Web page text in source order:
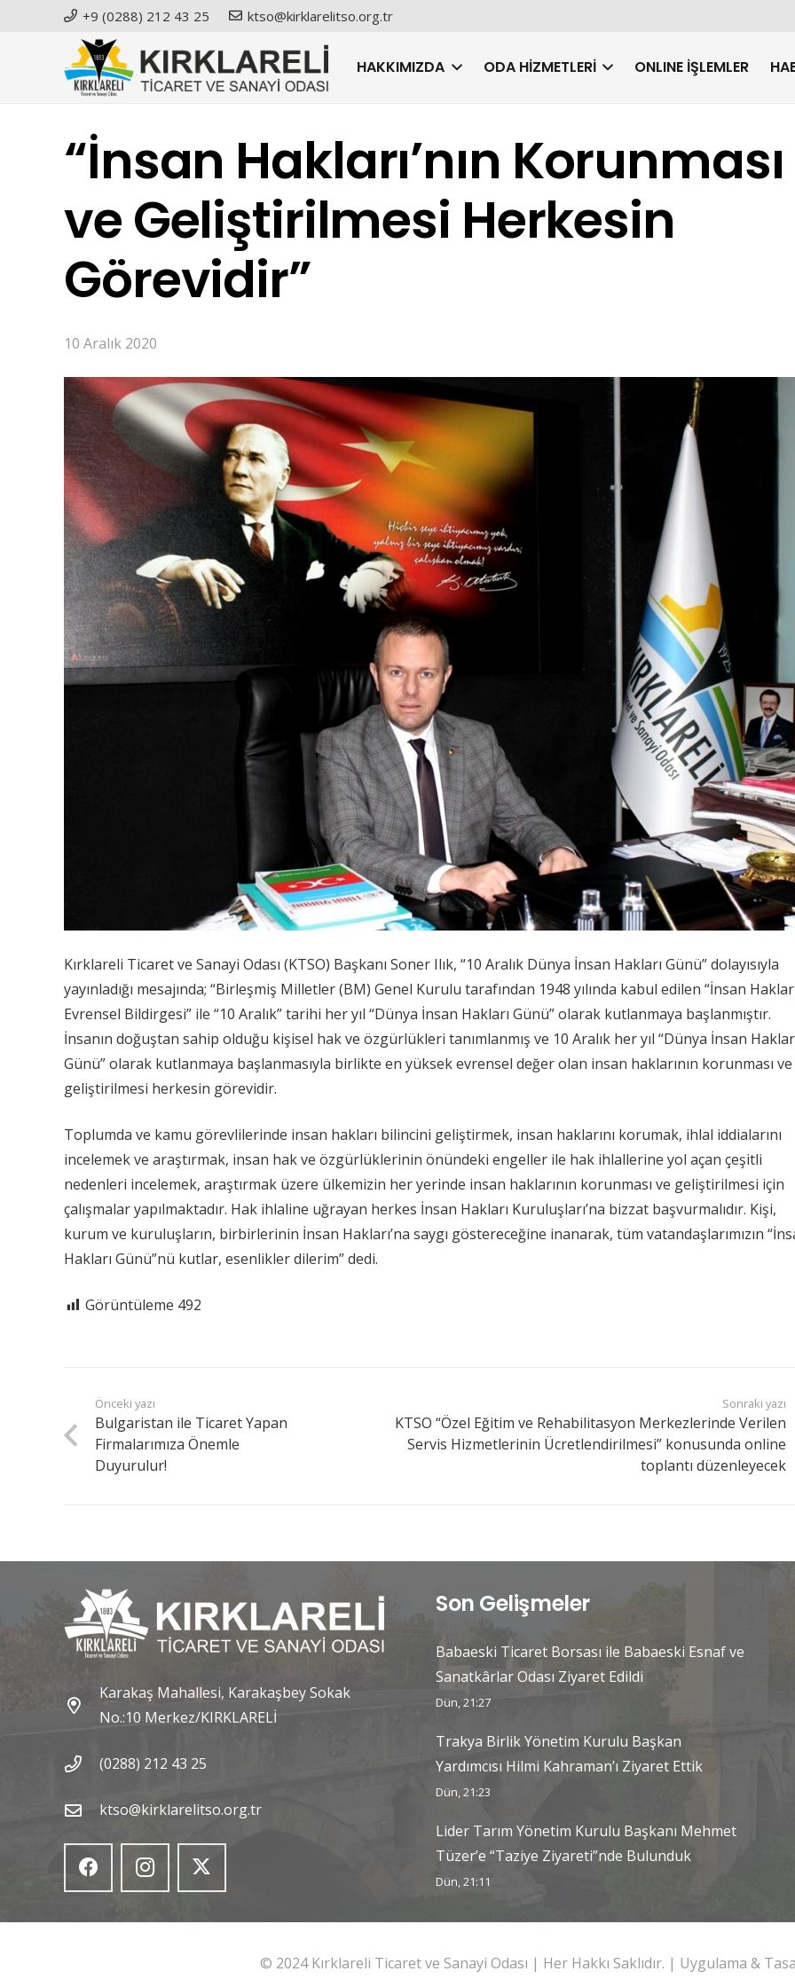
+9 (0288) 212 43 25 ktso@kirklarelitso.org.tr
HAKKIMIZDA ODA HIZMETLERI ONLINE İŞLEMLER
“İnsan Hakları’nın Korunması
ve Geliştirilmesi Herkesin
Görevidir”
10 Aralık 2020
Kırklareli Ticaret ve Sanayi Odası (KTSO) Başkanı Soner Ilık, “10 Aralık Dünya İnsan Hakları Günü” dolayısıyla
yayınladığı mesajında; “Birleşmiş Milletler (BM) Genel Kurulu tarafından 1948 yılında kabul edilen “İnsan
Evrensel Bildirgesi” ile “10 Aralık” tarihi her yıl “Dünya İnsan Hakları Günü” olarak kutlanmaya başlanmıştır.
İnsanın doğuştan sahip olduğu kişisel hak ve özgürlükleri tanımlanmış ve 10 Aralık her yıl “Dünya İnsan
Günü” olarak kutlanmaya başlanmasıyla birlikte en yüksek evrensel değer olan insan haklarının korunması ve
geliştirilmesi herkesin görevidir.
Toplumda ve kamu görevlilerinde insan hakları bilincini geliştirmek, insan haklarını korumak, ihlal iddialarını
incelemek ve araştırmak, insan hak ve özgürlüklerinin önündeki engeller ile hak ihlallerine yol açan çeşitli
nedenleri incelemek, araştırmak üzere ülkemizin her yerinde insan haklarının korunması ve geliştirilmesi için
çalışmalar yapılmaktadır. Hak ihlaline uğrayan herkes İnsan Hakları Kuruluşları’na bizzat başvurmalıdır. Kişi,
kurum ve kuruluşların, birbirlerinin İnsan Hakları’na saygı göstereceğine inanarak, tüm vatandaşlarımızın
Hakları Günü”nü kutlar, esenlikler dilerim” dedi.
Görüntüleme 492
Önceki yazı
Bulgaristan ile Ticaret Yapan
Firmalarımıza Önemle
Duyurulur!
Sonraki yazı
KTSO “Özel Eğitim ve Rehabilitasyon Merkezlerinde Verilen
Servis Hizmetlerinin Ücretlendirilmesi” konusunda online
toplantı düzenleyecek
Karakaş Mahallesi, Karakaşbey Sokak
No.:10 Merkez/KIRKLARELİ
(0288) 212 43 25
ktso@kirklarelitso.org.tr
Son Gelişmeler
Babaeski Ticaret Borsası ile Babaeski Esnaf ve
Sanatkârlar Odası Ziyaret Edildi
Dün, 21:27
Trakya Birlik Yönetim Kurulu Başkan
Yardımcısı Hilmi Kahraman’ı Ziyaret Ettik
Dün, 21:23
Lider Tarım Yönetim Kurulu Başkanı Mehmet
Tüzer’e “Taziye Ziyareti”nde Bulunduk
Dün, 21:11
© 2024 Kırklareli Ticaret ve Sanayi Odası | Her Hakkı Saklıdır. | Uygulama &